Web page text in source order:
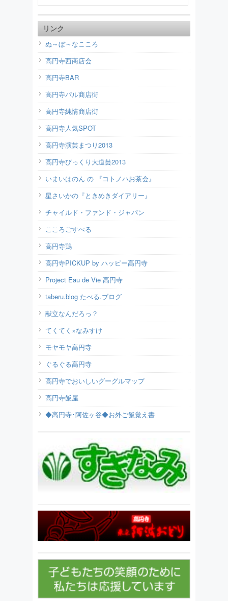
リンク
ぬ～ぼ～なこころ
高円寺西商店会
高円寺BAR
高円寺パル商店街
高円寺純情商店街
高円寺人気SPOT
高円寺演芸まつり2013
高円寺びっくり大道芸2013
いまいはのん の 『コトノハお茶会』
星さいかの『ときめきダイアリー』
チャイルド・ファンド・ジャパン
こころごすぺる
高円寺鶏
高円寺PICKUP by ハッピー高円寺
Project Eau de Vie 高円寺
taberu.blog たべる.ブログ
献立なんだろっ？
てくてく×なみすけ
モヤモヤ高円寺
ぐるぐる高円寺
高円寺でおいしいグーグルマップ
高円寺飯屋
◆高円寺･阿佐ヶ谷◆お外ご飯覚え書